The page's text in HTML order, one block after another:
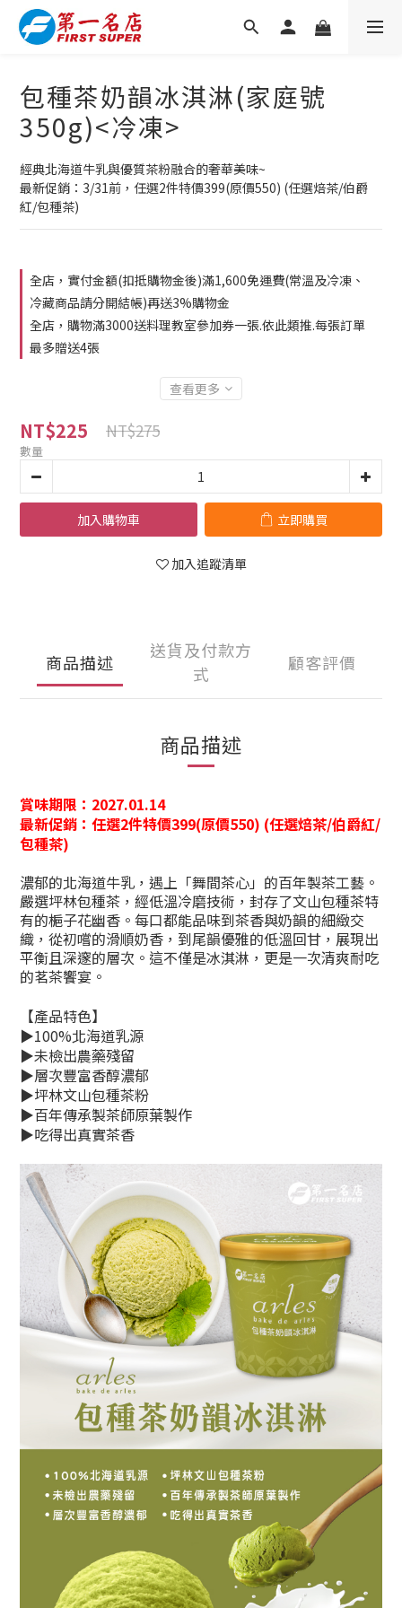
包種茶奶韻冰淇淋(家庭號
350g)<冷凍>
經典北海道牛乳與優質茶粉融合的奢華美味~
最新促銷：3/31前，任選2件特價399(原價550) (任選焙茶/伯爵
紅/包種茶)
全店，實付金額(扣抵購物金後)滿1,600免運費(常溫及冷凍、
冷藏商品請分開結帳)再送3%購物金
全店，購物滿3000送料理教室參加券一張.依此類推.每張訂單
最多贈送4張
查看更多
NT$225 NT$275
數量
加入購物車 立即購買
加入追蹤清單
商品描述
送貨及付款方
式
顧客評價
商品描述
賞味期限：2027.01.14
最新促銷： 任選2件特價399(原價550) (任選焙茶/伯爵紅/
包種茶)
濃郁的北海道牛乳，遇上「舞間茶心」的百年製茶工藝。
嚴選坪林包種茶，經低溫冷磨技術， 封存了文山包種茶特
有的梔子花幽香。每口都能品味到茶香與奶韻的細緻交
織，從初嚐的滑順奶香，到尾韻優雅的低溫回甘，展現出
平衡且深邃的層次。這不僅是冰淇淋，更是一次清爽耐吃
的茗茶饗宴。
【產品特色】
▶100%北海道乳源
▶未檢出農藥殘留
▶層次豐富香醇濃郁
▶坪林文山包種茶粉
▶百年傳承製茶師原葉製作
▶吃得出真實茶香